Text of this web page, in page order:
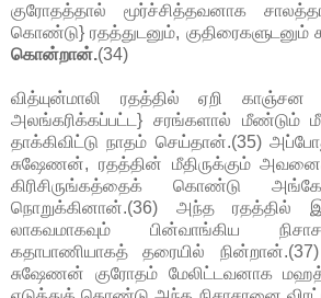
குரோதத்தால் மூர்ச்சித்தவனாக
கொண்டு} ரதத்துடனும், குதிரைகளுடனும்
கொன்றான்.(34)
வித்யுன்மாலி ரதத்தில் ஏறி
அலங்கரிக்கப்பட்ட} சரங்களால் மீண்டும்
தாக்கிவிட்டு நாதம் செய்தான்.(35)
சுஷேணன், ரதத்தின் மீதிருக்கும்
கிரிசிருங்கத்தைக் கொண்டு
நொறுக்கினான்.(36) அந்த ரதத்தில்
லாகவமாகவும் பின்வாங்கிய
கதாபாணியாகத் தரையில்
சுஷேணன் குரோதம் மேலிட்டவனாக